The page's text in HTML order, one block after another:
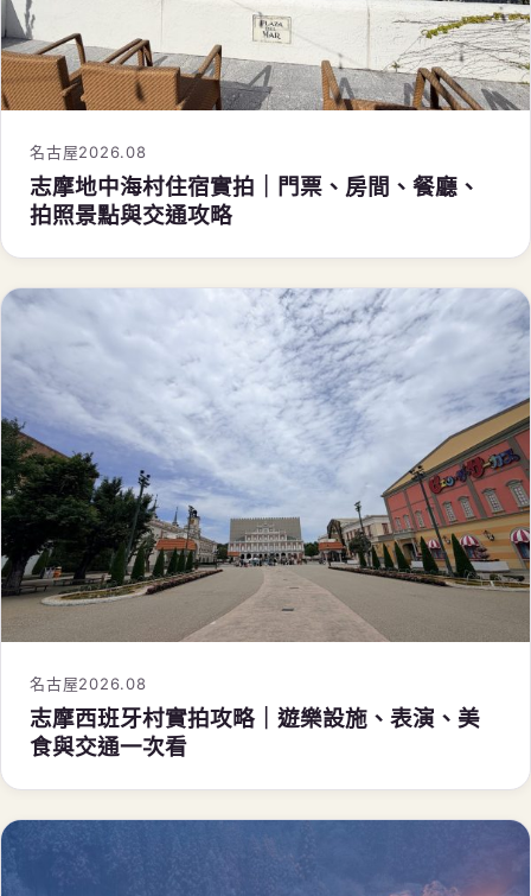
名古屋2026.08
志摩地中海村住宿實拍｜門票、房間、餐廳、
拍照景點與交通攻略
名古屋2026.08
志摩西班牙村實拍攻略｜遊樂設施、表演、美
食與交通一次看